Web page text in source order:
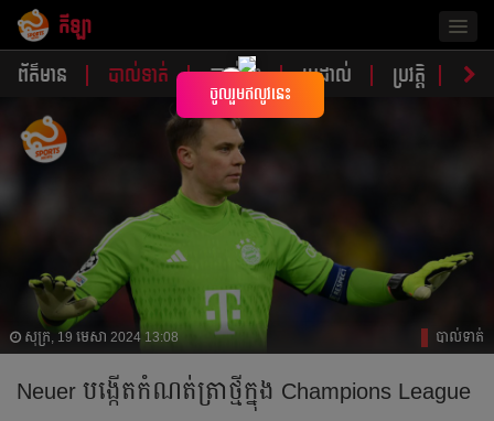
កីឡា
ព័ត៌មាន បាល់ទាត់ បាល់ទះ ប្រដាល់ ប្រវត្តិ​​ វិភា
សុក្រ, 19 មេសា 2024 13:08 បាល់ទាត់
Neuer បង្កើត​កំណត់ត្រា​ថ្មី​ក្នុង Champions League
×
ចូលរួមឥលូវនេះ